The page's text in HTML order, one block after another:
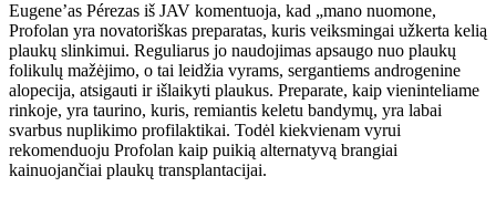
Eugene’as Pérezas iš JAV komentuoja, kad „mano nuomone,
Profolan yra novatoriškas preparatas, kuris veiksmingai užkerta kelią
plaukų slinkimui. Reguliarus jo naudojimas apsaugo nuo plaukų
folikulų mažėjimo, o tai leidžia vyrams, sergantiems androgenine
alopecija, atsigauti ir išlaikyti plaukus. Preparate, kaip vieninteliame
rinkoje, yra taurino, kuris, remiantis keletu bandymų, yra labai
svarbus nuplikimo profilaktikai. Todėl kiekvienam vyrui
rekomenduoju Profolan kaip puikią alternatyvą brangiai
kainuojančiai plaukų transplantacijai.